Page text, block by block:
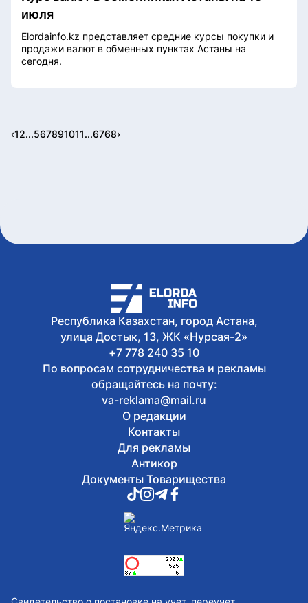
июля
Elordainfo.kz представляет средние курсы покупки и
продажи валют в обменных пунктах Астаны на
сегодня.
‹12...567891011...6768›
Республика Казахстан, город Астана,
улица Достык, 13, ЖК «Нурсая-2»
+7 778 240 35 10
По вопросам сотрудничества и рекламы
обращайтесь на почту:
va-reklama@mail.ru
О редакции
Контакты
Для рекламы
Антикор
Документы Товарищества